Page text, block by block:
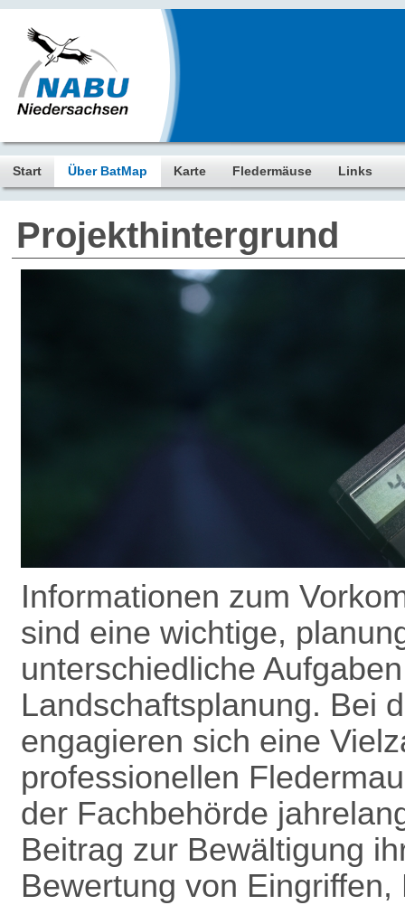
Start Über BatMap Karte Fledermäuse Links
Projekthintergrund
Informationen zum
sind eine wichtige,
unterschiedliche
Landschafts­planung. Bei
engagieren sich eine
professionellen
der Fachbehörde
Beitrag zur Bewältigung
Bewertung von